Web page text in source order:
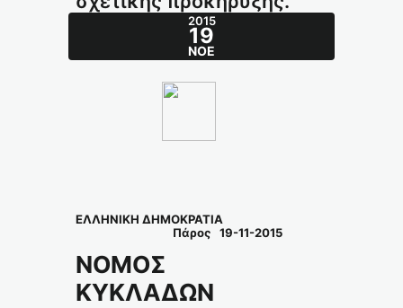
2015
19
ΝΟΈ
ΕΛΛΗΝΙΚΗ ΔΗΜΟΚΡΑΤΙΑ
Πάρος 19-11-2015
ΝΟΜΟΣ
ΚΥΚΛΑΔΩΝ